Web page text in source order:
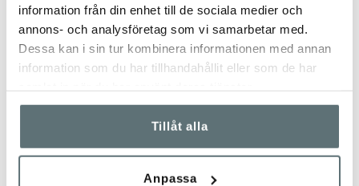
information från din enhet till de sociala medier och
annons- och analysföretag som vi samarbetar med.
Dessa kan i sin tur kombinera informationen med annan
information som du har tillhandahållit eller som de har
Tillåt alla
Anpassa